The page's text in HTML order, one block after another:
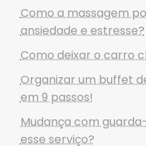
Como a massagem
ansiedade e estresse?
Como deixar o carro
Organizar um buffet
em 9 passos!
Mudança com
esse serviço?